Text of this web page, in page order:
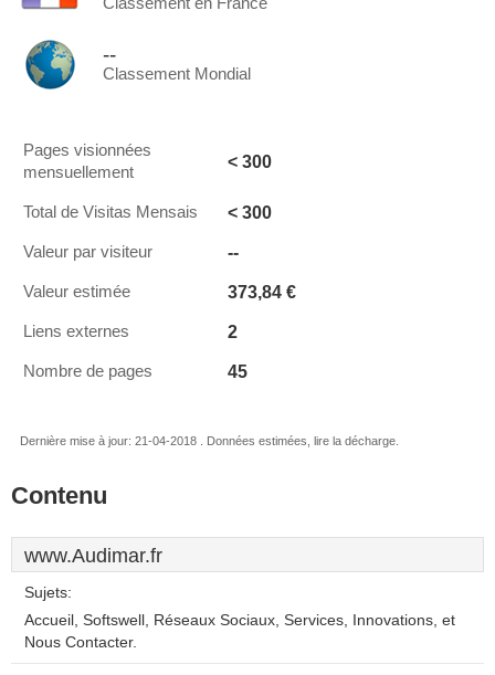
--
Classement Mondial
Pages visionnées
mensuellement
< 300
Total de Visitas Mensais < 300
Valeur par visiteur --
Valeur estimée 373,84 €
Liens externes 2
Nombre de pages 45
Dernière mise à jour: 21-04-2018 . Données estimées, lire la décharge.
Contenu
www.Audimar.fr
Sujets:
Accueil, Softswell, Réseaux Sociaux, Services, Innovations, et
Nous Contacter.